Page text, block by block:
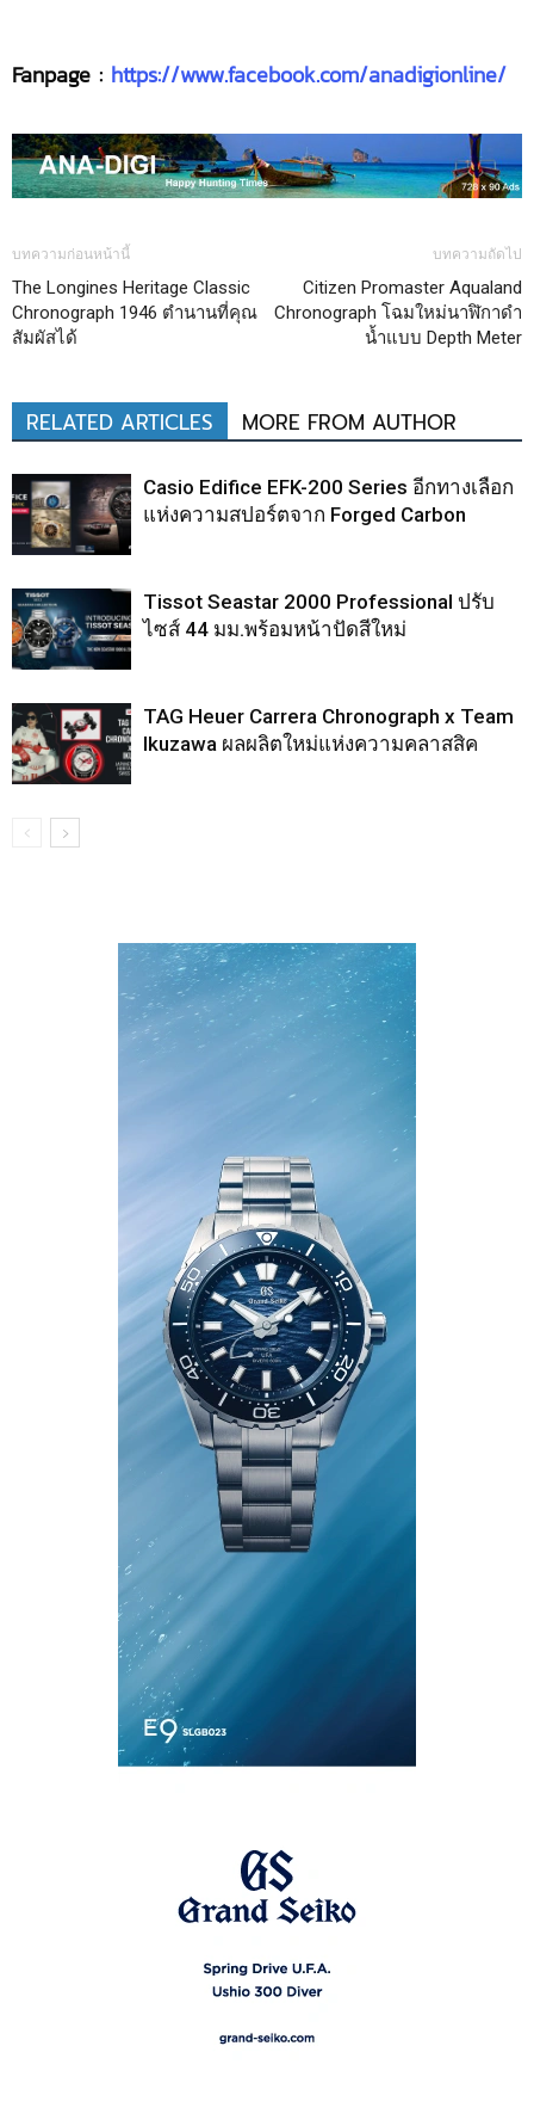
Fanpage : https://www.facebook.com/anadigionline/
บทความก่อนหน้านี้
The Longines Heritage Classic
Chronograph 1946 ตำนานที่คุณ
สัมผัสได้
บทความถัดไป
Citizen Promaster Aqualand
Chronograph โฉมใหม่นาฬิกาดำ
น้ำแบบ Depth Meter
RELATED ARTICLES MORE FROM AUTHOR
Casio Edifice EFK-200 Series อีกทางเลือก
แห่งความสปอร์ตจาก Forged Carbon
Tissot Seastar 2000 Professional ปรับ
ไซส์ 44 มม.พร้อมหน้าปัดสีใหม่
TAG Heuer Carrera Chronograph x Team
Ikuzawa ผลผลิตใหม่แห่งความคลาสสิค